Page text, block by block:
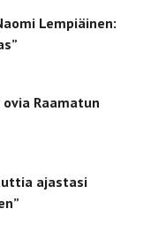
Lempiäinen:
Raamatun
ajastasi